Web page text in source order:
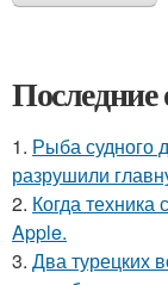
Последние
1. Рыба судного
разрушили
2. Когда техника
Apple.
3. Два турецких